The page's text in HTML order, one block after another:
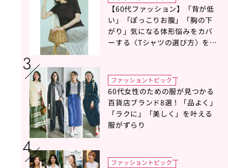
【60代ファッション】「背が低
い」「ぽっこりお腹」「胸の下
がり」気になる体形悩みをカバ
ーする〈Tシャツの選び方〉をス
ファッショントピック
60代女性のための服が見つかる
百貨店ブランド8選！「品よく」
「ラクに」「美しく」を叶える
服がずらり
ファッショントピック